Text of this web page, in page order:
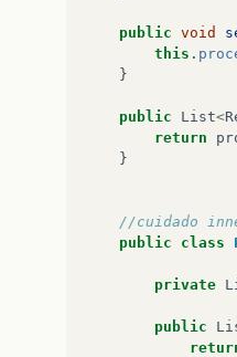
public void
this .
}
public List<
return
}
//cuidado
public
class
private
public